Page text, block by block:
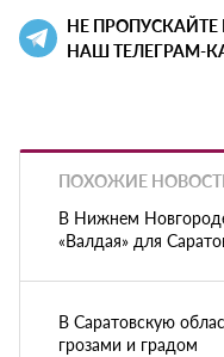
НЕ
НАШ ТЕЛЕГРАМ-
ПОХОЖИЕ
В Нижнем
«Валдая» для
В Саратовскую
грозами и градом